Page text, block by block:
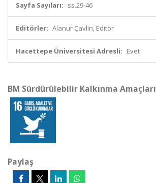
Sayfa Sayıları: ss.29-46
Editörler: Alanur Çavlin, Editör
Hacettepe Üniversitesi Adresli: Evet
BM Sürdürülebilir Kalkınma Amaçları
Paylaş